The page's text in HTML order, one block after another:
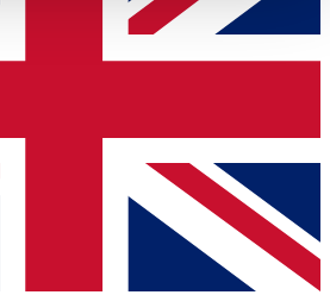
Rahmen Ihrer Nutzung der Dienste